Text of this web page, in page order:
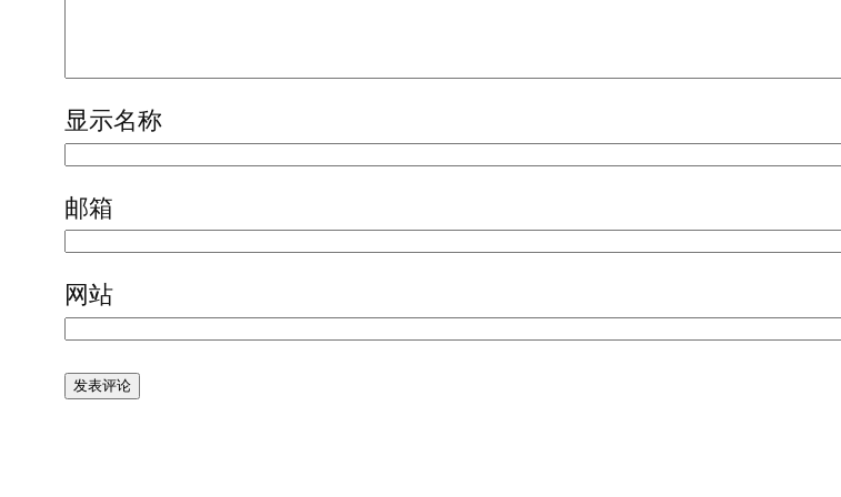
显示名称
邮箱
网站